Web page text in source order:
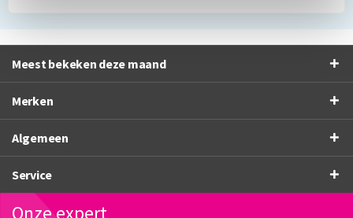
Meest bekeken deze maand
Merken
Algemeen
Service
Onze expert